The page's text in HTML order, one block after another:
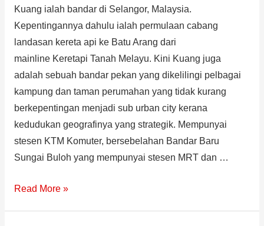
Kuang ialah bandar di Selangor, Malaysia.
Kepentingannya dahulu ialah permulaan cabang
landasan kereta api ke Batu Arang dari
mainline Keretapi Tanah Melayu. Kini Kuang juga
adalah sebuah bandar pekan yang dikelilingi pelbagai
kampung dan taman perumahan yang tidak kurang
berkepentingan menjadi sub urban city kerana
kedudukan geografinya yang strategik. Mempunyai
stesen KTM Komuter, bersebelahan Bandar Baru
Sungai Buloh yang mempunyai stesen MRT dan …
Read More »